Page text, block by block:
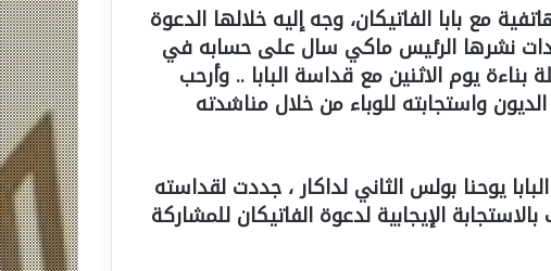
مع بابا الفاتيكان، وجه إليه خلالها الدعوة
نشرها الرئيس ماكي سال على حسابه في
بناءة يوم الاثنين مع قداسة البابا .. وأرحب
واستجابته للوباء من خلال مناشدته
يوحنا بولس الثاني لداكار ، جددت لقداسته
الإيجابية لدعوة الفاتيكان للمشاركة